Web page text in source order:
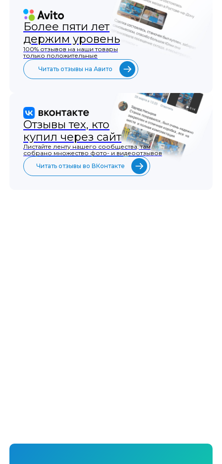
Более пяти лет
держим уровень
100% отзывов на наши товары
только положительные
Читать отзывы на Авито
Отзывы тех, кто
купил через сайт
Листайте ленту нашего сообщества, там
собрано множество фото- и видеоотзывов
Читать отзывы во ВКонтакте